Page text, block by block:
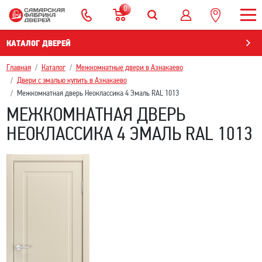
0
КАТАЛОГ ДВЕРЕЙ
Главная Каталог
Межкомнатные двери в Азнакаево
Двери с эмалью купить в Азнакаево
Межкомнатная дверь Неоклассика 4 Эмаль RAL 1013
МЕЖКОМНАТНАЯ ДВЕРЬ
НЕОКЛАССИКА 4 ЭМАЛЬ RAL 1013